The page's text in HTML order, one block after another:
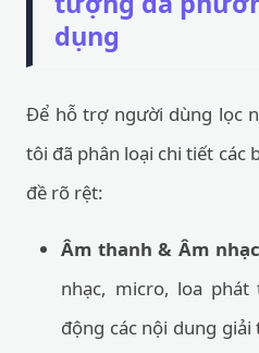
dụng
Để hỗ trợ người dùng lọc
tôi đã phân loại chi tiết các
đề rõ rệt:
Âm thanh & Âm
nhạc, micro, loa
động các nội dung